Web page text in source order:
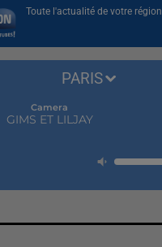
Toute l'actualité de votre région
Camera
GIMS ET LILJAY
PARIS